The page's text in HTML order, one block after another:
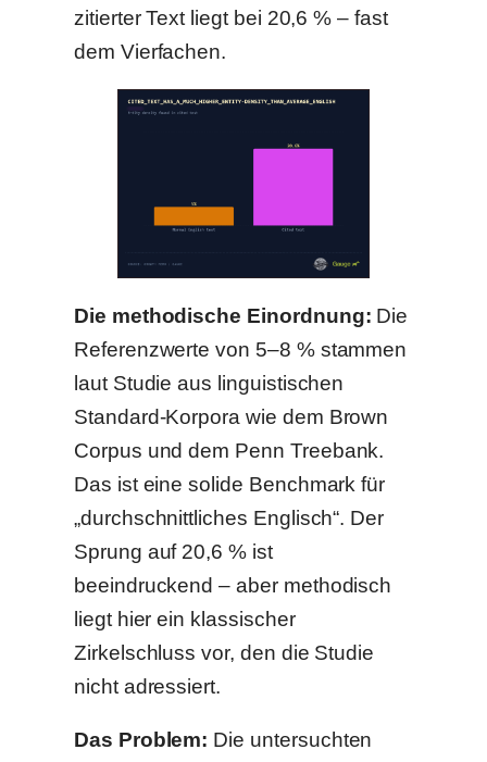
zitierter Text liegt bei 20,6 % – fast
dem Vierfachen.
Die methodische Einordnung: Die
Referenzwerte von 5–8 % stammen
laut Studie aus linguistischen
Standard-Korpora wie dem Brown
Corpus und dem Penn Treebank.
Das ist eine solide Benchmark für
„durchschnittliches Englisch“. Der
Sprung auf 20,6 % ist
beeindruckend – aber methodisch
liegt hier ein klassischer
Zirkelschluss vor, den die Studie
nicht adressiert.
Das Problem: Die untersuchten